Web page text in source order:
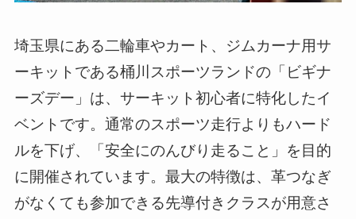
埼玉県にある二輪車やカート、ジムカーナ用サ
ーキットである桶川スポーツランドの「ビギナ
ーズデー」は、サーキット初心者に特化したイ
ベントです。通常のスポーツ走行よりもハード
ルを下げ、「安全にのんびり走ること」を目的
に開催されています。最大の特徴は、革つなぎ
がなくても参加できる先導付きクラスが用意さ